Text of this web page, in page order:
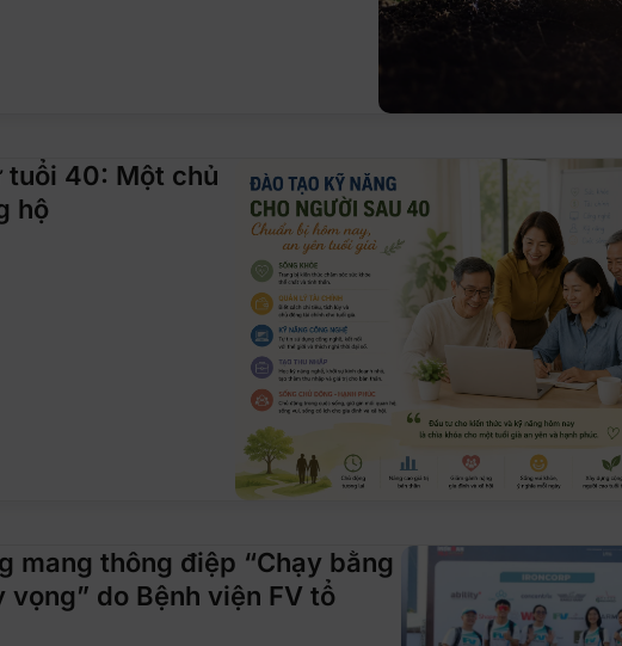
tuổi 40: Một chủ
hộ
mang thông điệp “Chạy bằng
do Bệnh viện FV tổ